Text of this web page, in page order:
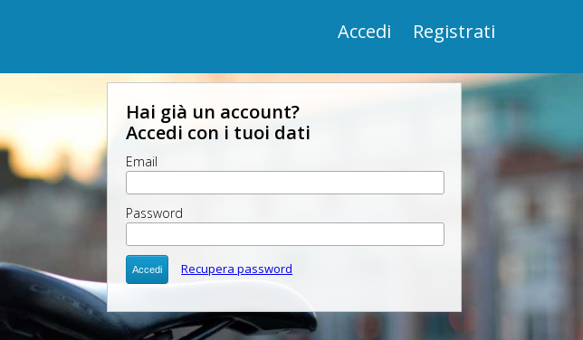
Accedi Registrati
Hai già un account?
Accedi con i tuoi dati
Email
Password
Accedi Recupera password